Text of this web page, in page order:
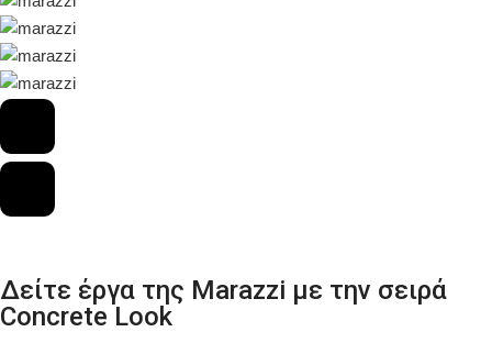
Δείτε έργα της Marazzi με την σειρά
Concrete Look